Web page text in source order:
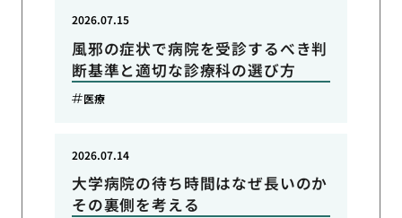
風邪の症状で病院を受診するべき判
断基準と適切な診療科の選び方
2026.07.15
医療
大学病院の待ち時間はなぜ長いのか
その裏側を考える
2026.07.14